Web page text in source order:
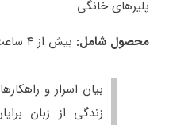
پلیرهای خانگی
محصول شامل: بیش از ۴ ساعت فیلم مربوط به سمینار
بیان اسرار و
زندگی از زبان